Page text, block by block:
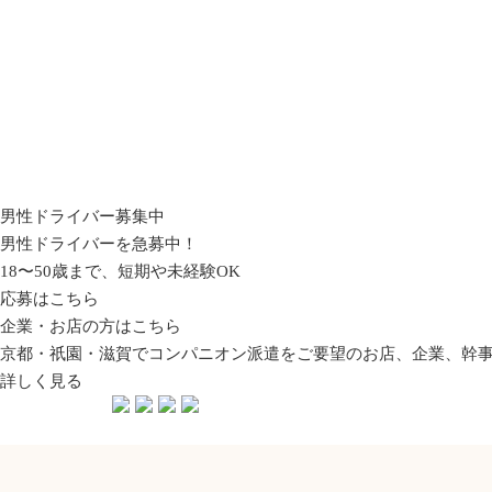
男性ドライバー募集中
男性ドライバーを急募中！
18〜50歳まで、短期や未経験OK
応募はこちら
企業・お店の方はこちら
京都・祇園・滋賀でコンパニオン派遣をご要望のお店、企業、幹
詳しく見る